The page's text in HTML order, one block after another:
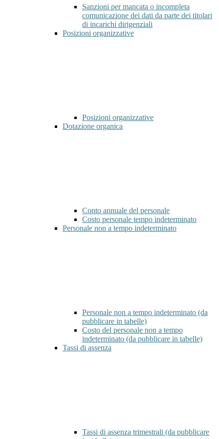
Sanzioni per mancata o incompleta
comunicazione dei dati da parte dei titolari
di incarichi dirigenziali
Posizioni organizzative
Posizioni organizzative
Dotazione organica
Conto annuale del personale
Costo personale tempo indeterminato
Personale non a tempo indeterminato
Personale non a tempo indeterminato (da
pubblicare in tabelle)
Costo del personale non a tempo
indeterminato (da pubblicare in tabelle)
Tassi di assenza
Tassi di assenza trimestrali (da pubblicare